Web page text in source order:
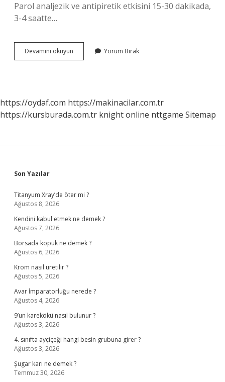
Parol analjezik ve antipiretik etkisini 15-30 dakikada,
3-4 saatte…
Devamını okuyun
Kesici
Sürer
Yorum Bırak
https://oydaf.com https://makinacilar.com.tr
https://kursburada.com.tr knight online nttgame Sitemap
Sidebar
Son Yazılar
Titanyum Xray’de öter mi ?
Ağustos 8, 2026
Kendini kabul etmek ne demek ?
Ağustos 7, 2026
Borsada köpük ne demek ?
Ağustos 6, 2026
Krom nasıl üretilir ?
Ağustos 5, 2026
Avar İmparatorluğu nerede ?
Ağustos 4, 2026
9’un karekökü nasıl bulunur ?
Ağustos 3, 2026
4. sınıfta ayçiçeği hangi besin grubuna girer ?
Ağustos 3, 2026
Şugar karı ne demek ?
Temmuz 30, 2026